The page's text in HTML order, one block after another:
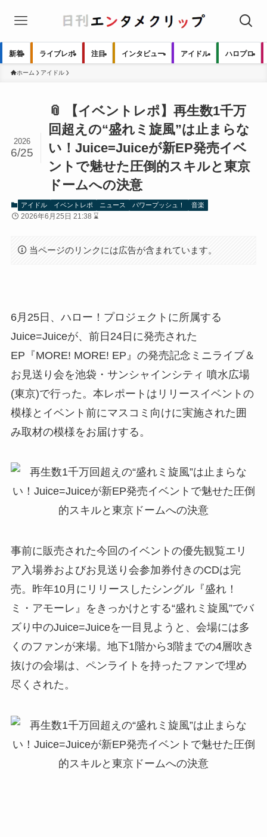
新着 ライブレポ 注目 インタビュー アイドル ハロプロ
ホーム アイドル
📎 【イベントレポ】再生数1千万
回超えの“盛れミ旋風”は止まらな
い！Juice=Juiceが新EP発売イベ
ントで魅せた圧倒的スキルと東京
ドームへの決意
2026
6/25
アイドル イベントレポ ニュース パワープッシュ！ 音楽
2026年6月25日 21:38 ⌛
当ページのリンクには広告が含まれています。
6月25日、ハロー！プロジェクトに所属する
Juice=Juiceが、前日24日に発売された
EP『MORE! MORE! EP』の発売記念ミニライブ＆
お見送り会を池袋・サンシャインシティ 噴水広場
(東京)で行った。本レポートはリリースイベントの
模様とイベント前にマスコミ向けに実施された囲
み取材の模様をお届けする。
事前に販売された今回のイベントの優先観覧エリ
ア入場券およびお見送り会参加券付きのCDは完
売。昨年10月にリリースしたシングル『盛れ！
ミ・アモーレ』をきっかけとする“盛れミ旋風”でバ
ズり中のJuice=Juiceを一目見ようと、会場には多
くのファンが来場。地下1階から3階までの4層吹き
抜けの会場は、ペンライトを持ったファンで埋め
尽くされた。